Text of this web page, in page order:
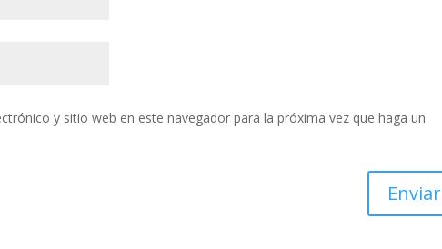
y sitio web en este navegador para la próxima vez que haga un